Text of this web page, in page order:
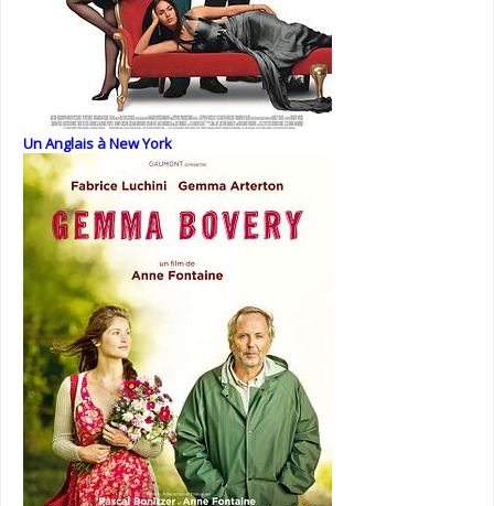
Un Anglais à New York